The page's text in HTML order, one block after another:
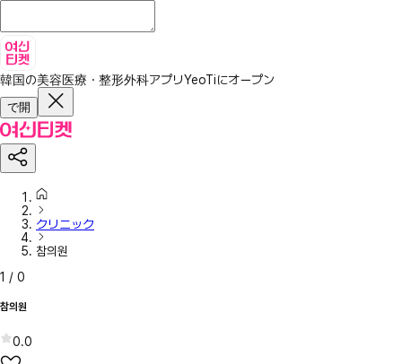
韓国の美容医療・整形外科アプリYeoTiにオープン
で開
クリニック
참의원
1 / 0
참의원
0.0